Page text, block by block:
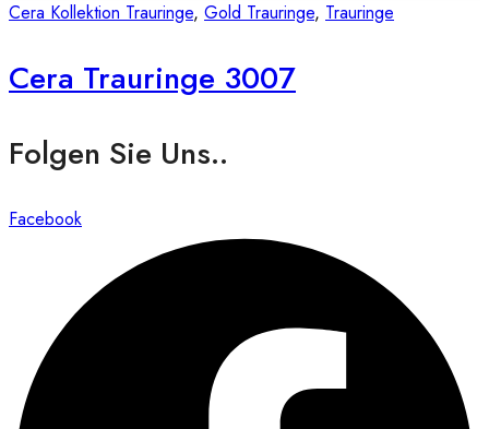
Cera Kollektion Trauringe, Gold Trauringe, Trauringe
Cera Trauringe 3007
Folgen Sie Uns..
Facebook